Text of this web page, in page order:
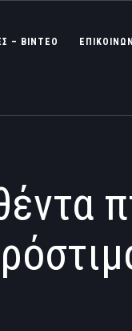
– ΒΊΝΤΕΟ